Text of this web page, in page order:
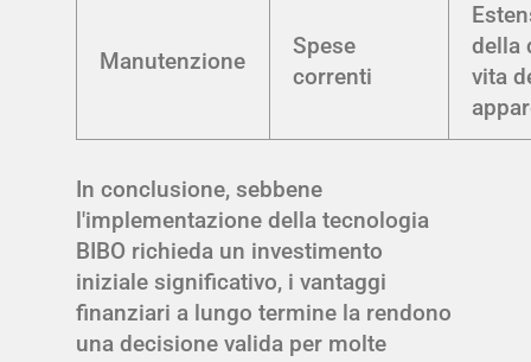
Manutenzione
Spese
correnti
della
vita
In conclusione, sebbene
l'implementazione della tecnologia
BIBO richieda un investimento
iniziale significativo, i vantaggi
finanziari a lungo termine la rendono
una decisione valida per molte